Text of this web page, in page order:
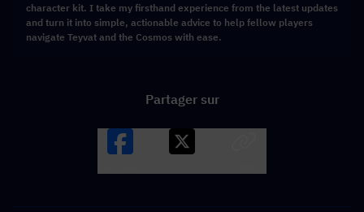
character kit. I take my firsthand experience from the latest updates
and turn it into simple, actionable advice to help fellow players
navigate Teyvat and the Cosmos with ease.
Partager sur